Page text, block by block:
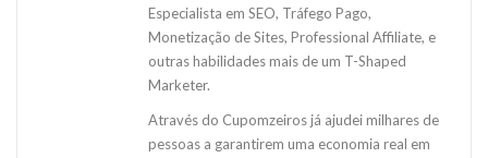
Especialista em SEO, Tráfego Pago,
Monetização de Sites, Professional Affiliate, e
outras habilidades mais de um T-Shaped
Marketer.
Através do Cupomzeiros já ajudei milhares de
pessoas a garantirem uma economia real em